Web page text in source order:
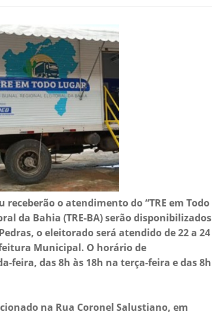
o atendimento do “TRE em Todo
da Bahia (TRE-BA) serão disponibilizados
o eleitorado será atendido de 22 a 24
Municipal. O horário de
feira, das 8h às 18h na terça-feira e das 8h
na Rua Coronel Salustiano, em